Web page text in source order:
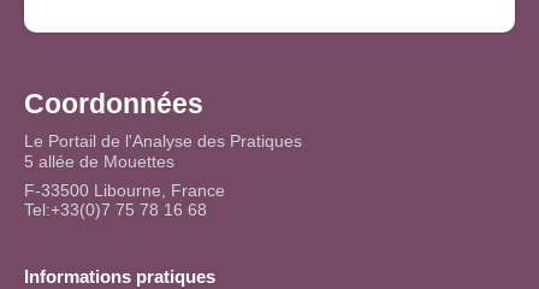
Coordonnées
Le Portail de l'Analyse des Pratiques
5 allée de Mouettes
F-33500 Libourne, France
Tel:+33(0)7 75 78 16 68
Informations pratiques